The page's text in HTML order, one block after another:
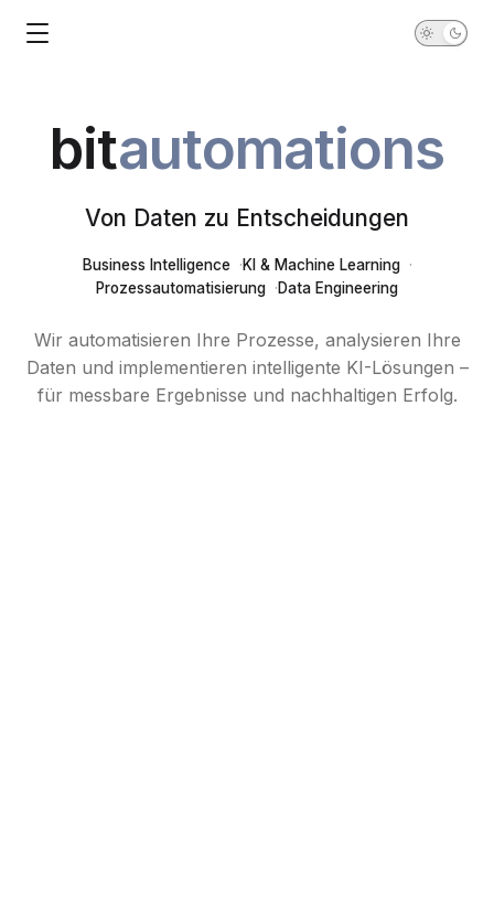
bitautomations
Von Daten zu Entscheidungen
Business Intelligence
KI & Machine Learning
Prozessautomatisierung
Data Engineering
Wir automatisieren Ihre Prozesse, analysieren Ihre
Daten und implementieren intelligente KI-Lösungen –
für messbare Ergebnisse und nachhaltigen Erfolg.